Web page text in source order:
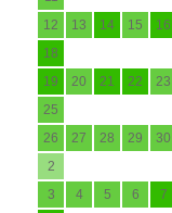
12
13 14 15 16
18
19
20 21 22 23
25
26
27 28 29 30
2
3
4 5 6 7